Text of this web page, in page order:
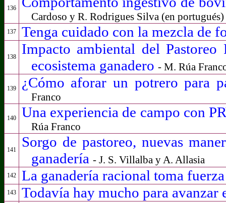
136
Cardoso y R. Rodrigues Silva (en portugués)
137 Tenga cuidado con la mezcla de
138
Impacto ambiental del
ecosistema ganadero - M. Rúa
139 ¿Cómo aforar un potrero para
Franco
140 Una experiencia de campo con
Rúa Franco
141
Sorgo de pastoreo, nuevas
ganadería - J. S. Villalba y A. Allasia
142 La ganadería racional toma
143 Todavía hay mucho para avanzar